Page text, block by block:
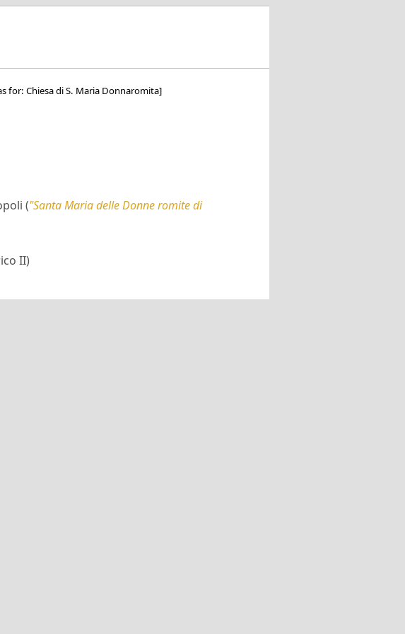
for: Chiesa di S. Maria Donnaromita]
("Santa Maria delle Donne romite di
II)